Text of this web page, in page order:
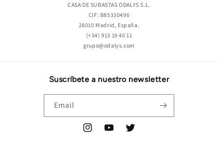
CASA DE SUBASTAS ODALYS S.L.
CIF: B85330496
28010 Madrid, España.
(+34) 913 19 40 11
grupo@odalys.com
Suscríbete a nuestro newsletter
Email
InstagramYouTubeTwitter